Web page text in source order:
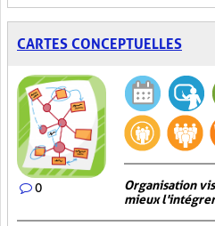
CARTES CONCEPTUELLES
0
Organisation
mieux l'intégrer